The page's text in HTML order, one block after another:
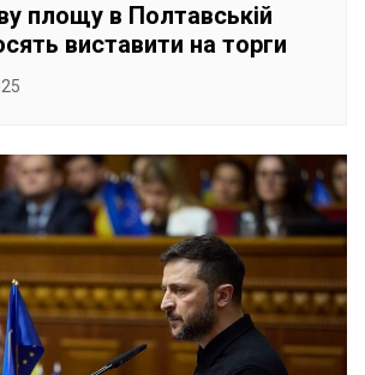
площу в Полтавській
виставити на торги